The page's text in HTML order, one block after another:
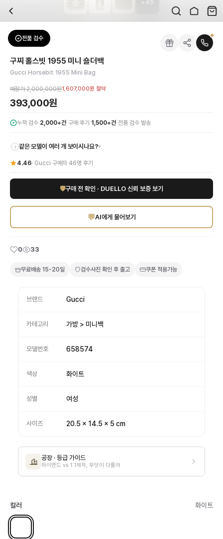
배송은 얼마나 걸리나요?
검수는 어떻게 진행되나요? 검수 사진을 받을 수 있나요?
전문 스태프가 실물 상품을 직접 확인한 후 검수 사진을 제공합니다. 가죽 재질,
교환이나 반품이 가능한가요?
수령 후 7일 이내 신청하시면 상품 하자, 사이즈 불일치, 고객 변심 모두 교환·반
쿠폰과 적립금을 함께 사용할 수 있나요?
네, 쿠폰과 적립금을 결제 시 함께 사용하실 수 있습니다. 적립금은 1,000원 이상
브랜드:
성별:여성
색상:화이트
가격:393,000원
구찌의 헤리티지가 고스란히 담긴 홀스빗 1955 미니백 화이트는 시대를 초월하
구찌 홀스빗 1955 미니 숄더백
45
전품 검수
Gucci미니백
구찌 홀스빗 1955 미니 숄더백
Gucci Horsebit 1955 Mini Bag
매장가2,000,000원1,607,000원 절약
393,000원
누적 검수 2,000+건·구매 후기 1,500+건· 전품 검수 발송
i 같은 모델이 여러 개 보이시나요?▾
4.46· Gucci 구매자 46명 후기
🛡구매 전 확인 · DUELLO 신뢰 보증 보기
💬AI에게 물어보기
0 33
무료배송 15-20일 검수사진 확인 후 출고 쿠폰 적용가능
브랜드 Gucci
카테고리 가방 > 미니백
모델번호 658574
색상 화이트
성별 여성
사이즈 20.5 x 14.5 x 5 cm
공장 · 등급 가이드
하이엔드 vs 1:1제작, 무엇이 다를까
컬러 화이트